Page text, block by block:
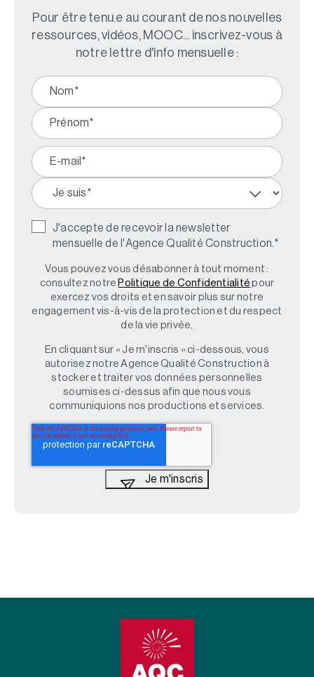
Pour être tenu.e au courant de nos nouvelles
ressources, vidéos, MOOC... inscrivez-vous à
notre lettre d'info mensuelle :
J'accepte de recevoir la newsletter
mensuelle de l'Agence Qualité Construction.*
Vous pouvez vous désabonner à tout moment :
consultez notre Politique de Confidentialité pour
exercez vos droits et en savoir plus sur notre
engagement vis-à-vis de la protection et du respect
de la vie privée.
En cliquant sur « Je m'inscris » ci-dessous, vous
autorisez notre Agence Qualité Construction à
stocker et traiter vos données personnelles
soumises ci-dessus afin que nous vous
communiquions nos productions et services.